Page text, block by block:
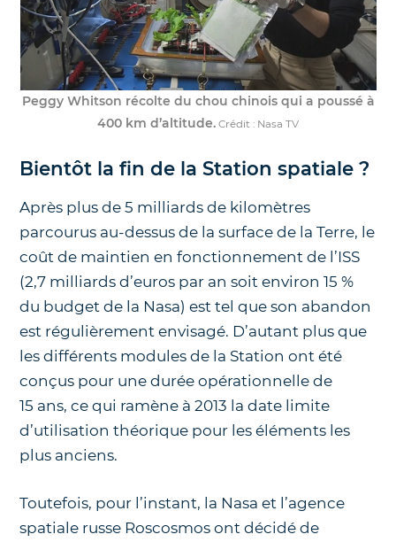
Peggy Whitson récolte du chou chinois qui a poussé à
400 km d’altitude. Crédit : Nasa TV
Bientôt la fin de la Station spatiale ?
Après plus de 5 milliards de kilomètres
parcourus au-dessus de la surface de la Terre, le
coût de maintien en fonctionnement de l’ISS
(2,7 milliards d’euros par an soit environ 15 %
du budget de la Nasa) est tel que son abandon
est régulièrement envisagé. D’autant plus que
les différents modules de la Station ont été
conçus pour une durée opérationnelle de
15 ans, ce qui ramène à 2013 la date limite
d’utilisation théorique pour les éléments les
plus anciens.
Toutefois, pour l’instant, la Nasa et l’agence
spatiale russe Roscosmos ont décidé de